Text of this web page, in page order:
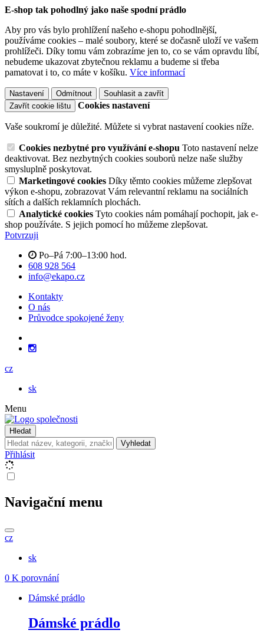
E-shop tak pohodlný jako naše spodní prádlo
Aby pro vás bylo prohlížení našeho e-shopu pohodlnější,
používáme cookies – malé soubory, které se dočasně uloží ve vašem
prohlížeči. Díky tomu vám zobrazíme jen to, co se vám opravdu líbí,
nebudeme ukazovat zbytečnou reklamu a budeme si třeba
pamatovat i to, co máte v košíku. Více informací
Nastavení Odmítnout
Souhlasit a zavřít
Zavřít cookie lištu
Cookies nastavení
Vaše soukromí je důležité. Můžete si vybrat nastavení cookies níže.
Cookies nezbytné pro využívání e-shopu Toto nastavení nelze
deaktivovat. Bez nezbytných cookies souborů nelze naše služby
smysluplně poskytovat.
Marketingové cookies Díky těmto cookies můžeme zlepšovat
výkon e-shopu, zobrazovat Vám relevantní reklamu na sociálních
sítích a dalších reklamních plochách.
Analytické cookies Tyto cookies nám pomáhají pochopit, jak e-
shop používáte. S jejich pomocí ho můžeme zlepšovat.
Potvrzuji
Po–Pá 7:00–13:00 hod.
608 928 564
info@ekapo.cz
Kontakty
O nás
Průvodce spokojené ženy
cz
sk
Menu
Hledat
Vyhledat
Přihlásit
Navigační menu
cz
sk
0 K porovnání
Dámské prádlo
Dámské prádlo